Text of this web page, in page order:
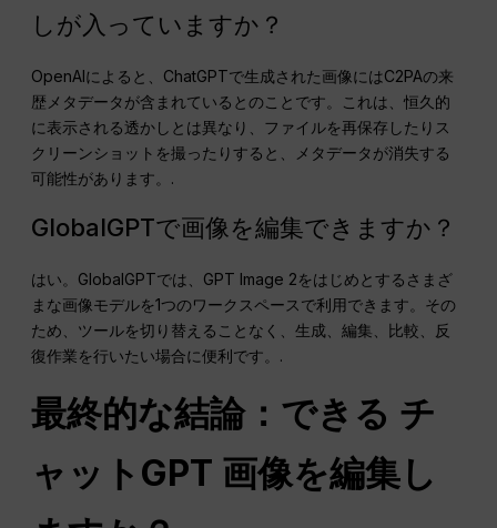
しが入っていますか？
OpenAIによると、ChatGPTで生成された画像にはC2PAの来
歴メタデータが含まれているとのことです。これは、恒久的
に表示される透かしとは異なり、ファイルを再保存したりス
クリーンショットを撮ったりすると、メタデータが消失する
可能性があります。.
GlobalGPTで画像を編集できますか？
はい。GlobalGPTでは、GPT Image 2をはじめとするさまざ
まな画像モデルを1つのワークスペースで利用できます。その
ため、ツールを切り替えることなく、生成、編集、比較、反
復作業を行いたい場合に便利です。.
最終的な結論：できる チ
ャットGPT 画像を編集し